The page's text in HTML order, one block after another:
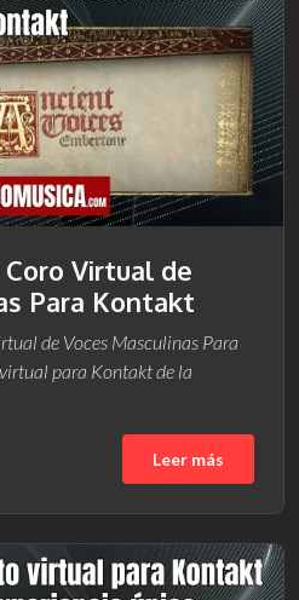
Virtual de
Para Kontakt
de Voces Masculinas Para
para Kontakt de la
Leer más